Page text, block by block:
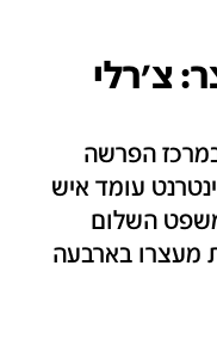
צ'רלי
הפרשה
הבוקר בחדשות 2 באינטרנט עומד איש
השלום
מעצרו בארבעה